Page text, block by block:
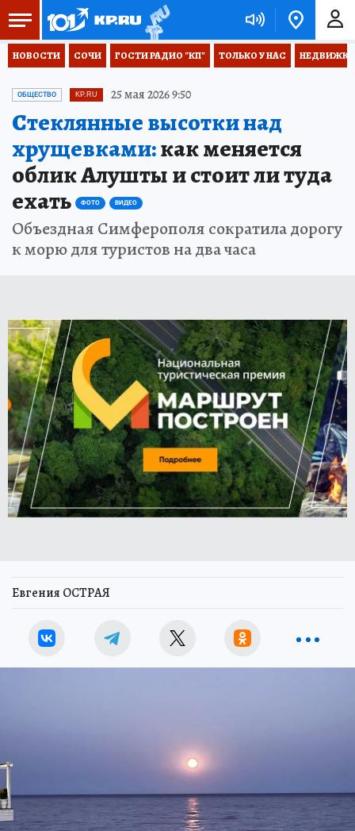
НОВОСТИ СОЧИ ГОСТИ РАДИО "КП" ТОЛЬКО У НАС НЕДВИЖКА
ОБЩЕСТВО KP.RU 25 мая 2026 9:50
Стеклянные высотки над
хрущевками:как меняется
облик Алушты и стоит ли туда
ехать
ФОТО ВИДЕО
Объездная Симферополя сократила дорогу
к морю для туристов на два часа
Евгения ОСТРАЯ